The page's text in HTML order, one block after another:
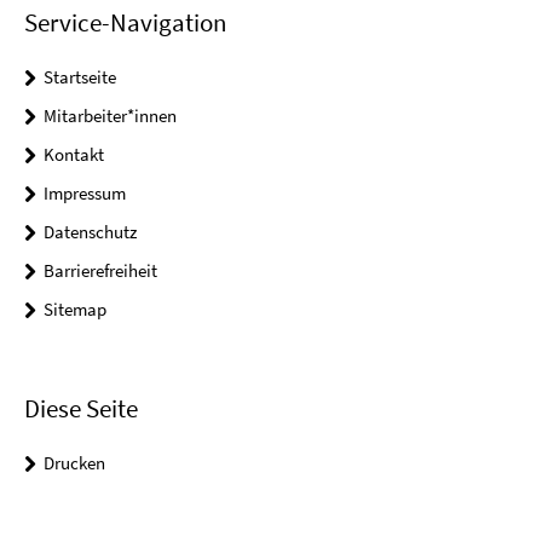
Service-Navigation
Startseite
Mitarbeiter*innen
Kontakt
Impressum
Datenschutz
Barrierefreiheit
Sitemap
Diese Seite
Drucken